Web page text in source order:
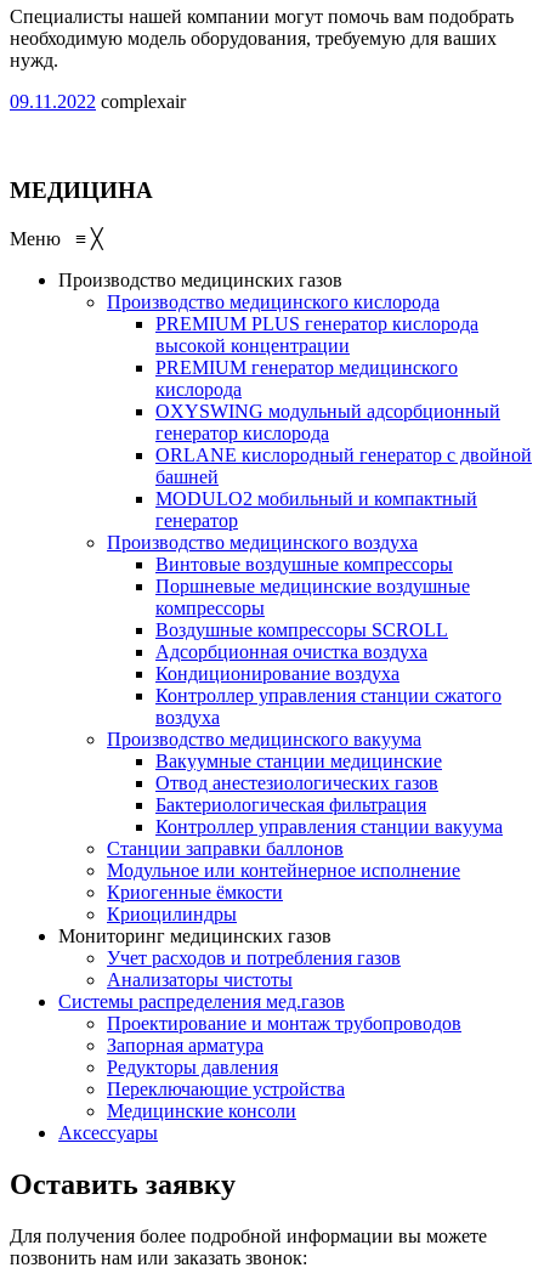
Специалисты нашей компании могут помочь вам подобрать
необходимую модель оборудования, требуемую для ваших
нужд.
09.11.2022 complexair
МЕДИЦИНА
Меню ≡ ╳
Производство медицинских газов
Производство медицинского кислорода
PREMIUM PLUS генератор кислорода
высокой концентрации
PREMIUM генератор медицинского
кислорода
OXYSWING модульный адсорбционный
генератор кислорода
ORLANE кислородный генератор с двойной
башней
MODULO2 мобильный и компактный
генератор
Производство медицинского воздуха
Винтовые воздушные компрессоры
Поршневые медицинские воздушные
компрессоры
Воздушные компрессоры SCROLL
Адсорбционная очистка воздуха
Кондиционирование воздуха
Контроллер управления станции сжатого
воздуха
Производство медицинского вакуума
Вакуумные станции медицинские
Отвод анестезиологических газов
Бактериологическая фильтрация
Контроллер управления станции вакуума
Станции заправки баллонов
Модульное или контейнерное исполнение
Криогенные ёмкости
Криоцилиндры
Мониторинг медицинских газов
Учет расходов и потребления газов
Анализаторы чистоты
Системы распределения мед.газов
Проектирование и монтаж трубопроводов
Запорная арматура
Редукторы давления
Переключающие устройства
Медицинские консоли
Аксессуары
Оставить заявку
Для получения более подробной информации вы можете
позвонить нам или заказать звонок: